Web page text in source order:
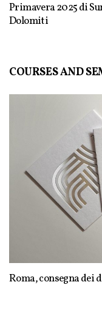
Primavera 2025 di
Dolomiti
COURSES AND
Roma, consegna dei